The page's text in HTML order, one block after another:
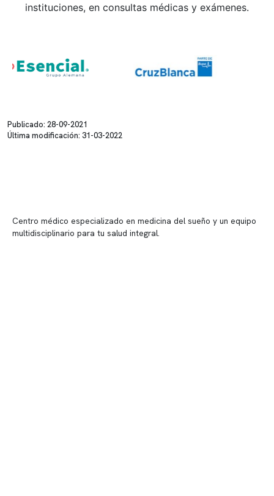
instituciones, en consultas médicas y exámenes.
Publicado: 28-09-2021
Última modificación: 31-03-2022
Centro médico especializado en medicina del sueño y un equipo
multidisciplinario para tu salud integral.